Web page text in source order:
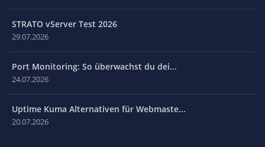
STRATO vServer Test 2026
29.07.2026
Port Monitoring: So überwachst du dei...
24.07.2026
Uptime Kuma Alternativen für Webmaste...
20.07.2026